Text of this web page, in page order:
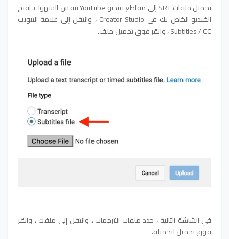
تحميل ملفات SRT إلى مقاطع فيديو YouTube بنفس السهولة. افتح
الفيديو الخاص بك في Creator Studio ، وانتقل إلى علامة التبويب
Subtitles / CC ، وانقر فوق تحميل ملف.
في الشاشة التالية ، حدد ملفات الترجمات ، وانتقل إلى ملفك ، وانقر
فوق تحميل لتحميله.